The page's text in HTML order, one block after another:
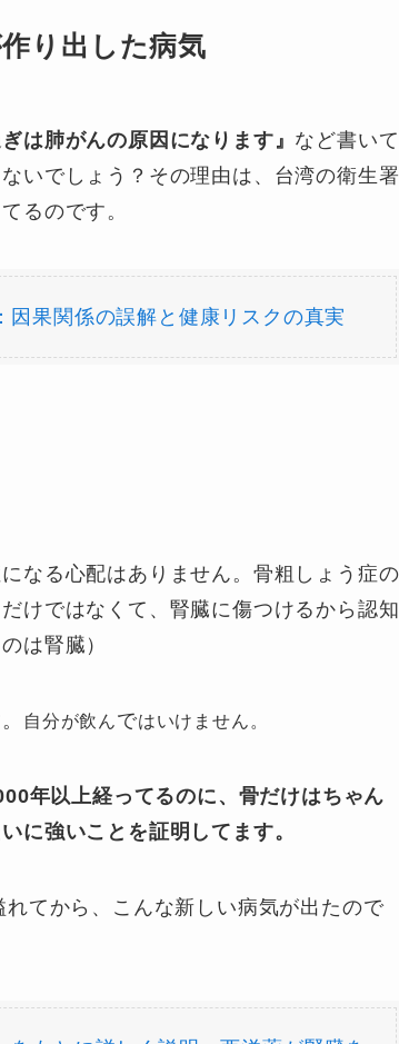
り出した病気
は肺がんの原因になります』 など書いて
いでしょう？その理由は、台湾の衛生署
るのです。
果関係の誤解と健康リスクの真実
なる心配はありません。骨粗しょう症の
けではなくて、腎臓に傷つけるから認知
は腎臓）
自分が飲んではいけません。
年以上経ってるのに、骨だけはちゃん
に強いことを証明してます。
てから、こんな新しい病気が出たので